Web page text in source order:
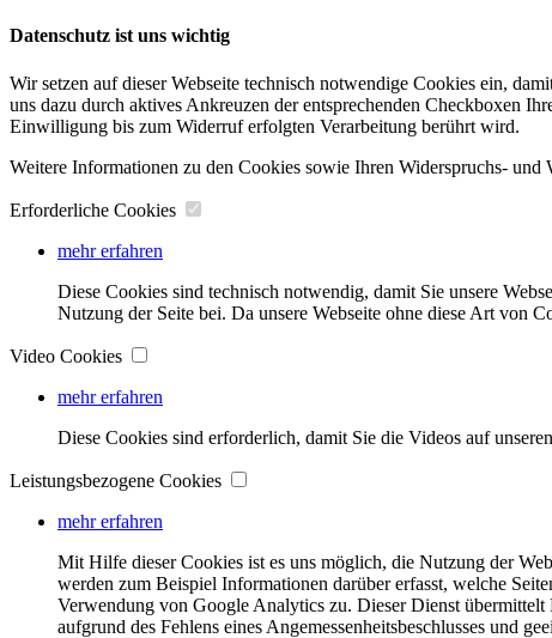
Datenschutz ist uns wichtig
Wir setzen auf dieser Webseite technisch notwendige Cookies ein,
uns dazu durch aktives Ankreuzen der entsprechenden Checkboxen
Einwilligung bis zum Widerruf erfolgten Verarbeitung berührt wird.
Weitere Informationen zu den Cookies sowie Ihren Widerspruchs- und
Erforderliche Cookies
mehr erfahren
Diese Cookies sind technisch notwendig, damit Sie unsere
Nutzung der Seite bei. Da unsere Webseite ohne diese Art von
Video Cookies
mehr erfahren
Diese Cookies sind erforderlich, damit Sie die Videos auf
Leistungsbezogene Cookies
mehr erfahren
Mit Hilfe dieser Cookies ist es uns möglich, die Nutzung der
werden zum Beispiel Informationen darüber erfasst, welche
Verwendung von Google Analytics zu. Dieser Dienst
aufgrund des Fehlens eines Angemessenheitsbeschlusses und